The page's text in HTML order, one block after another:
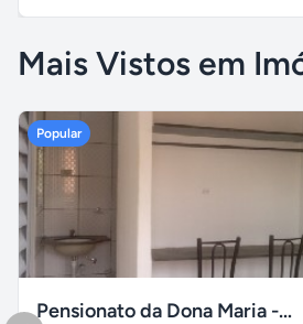
Mais Vistos em
Popular
Pensionato da Dona Maria - Uberlândia/MG